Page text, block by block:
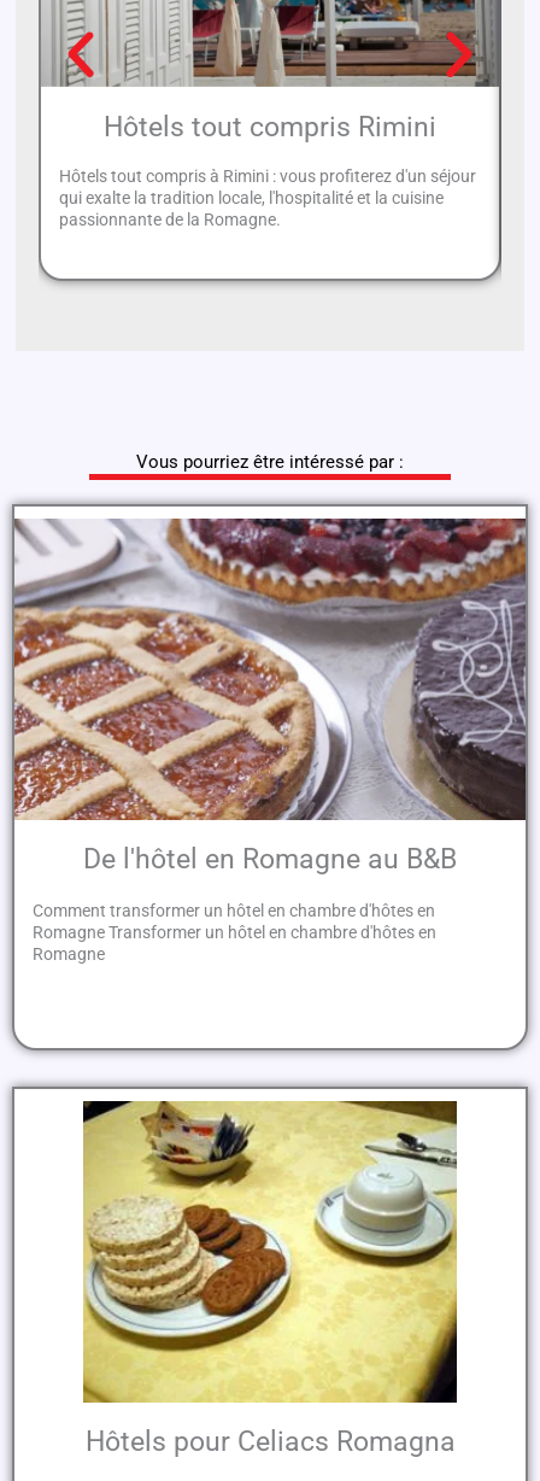
Hôtels tout compris Rimini
Hôtels tout compris à Rimini : vous profiterez d'un séjour
qui exalte la tradition locale, l'hospitalité et la cuisine
passionnante de la Romagne.
Vous pourriez être intéressé par :
De l'hôtel en Romagne au B&B
Comment transformer un hôtel en chambre d'hôtes en
Romagne Transformer un hôtel en chambre d'hôtes en
Romagne
Hôtels pour Celiacs Romagna